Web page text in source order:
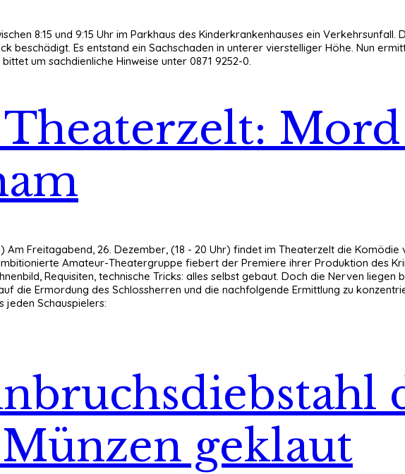
8:15 und 9:15 Uhr im Parkhaus des Kinderkrankenhauses ein
beschädigt. Es entstand ein Sachschaden in unterer vierstelliger Höhe. Nun
um sachdienliche Hinweise unter 0871 9252-0.
Am Freitagabend, 26. Dezember, (18 - 20 Uhr) findet im Theaterzelt die
Amateur-Theatergruppe fiebert der Premiere ihrer Produktion des
Requisiten, technische Tricks: alles selbst gebaut. Doch die Nerven
die Ermordung des Schlossherren und die nachfolgende Ermittlung zu
jeden Schauspielers:
geklaut